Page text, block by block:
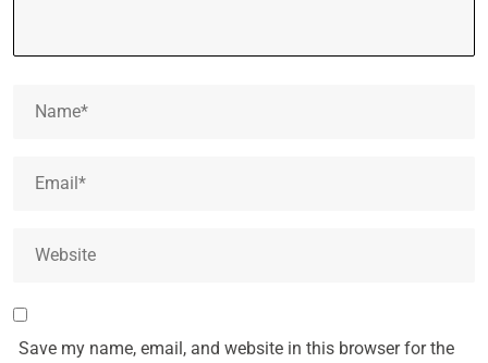
Save my name, email, and website in this browser for the